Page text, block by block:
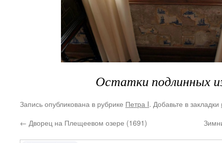
Остатки подлинных
Запись опубликована в рубрике Петра I. Добавьте в закладки
← Дворец на Плещеевом озере (1691)